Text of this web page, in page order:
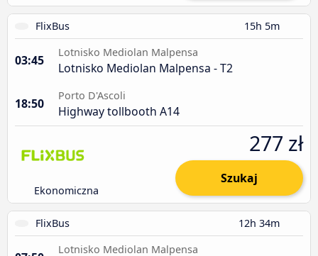
FlixBus 15h 5m
03:45
Lotnisko Mediolan Malpensa
Lotnisko Mediolan Malpensa - T2
18:50
Porto D'Ascoli
Highway tollbooth A14
Ekonomiczna
277 zł
Szukaj
FlixBus 12h 34m
Lotnisko Mediolan Malpensa